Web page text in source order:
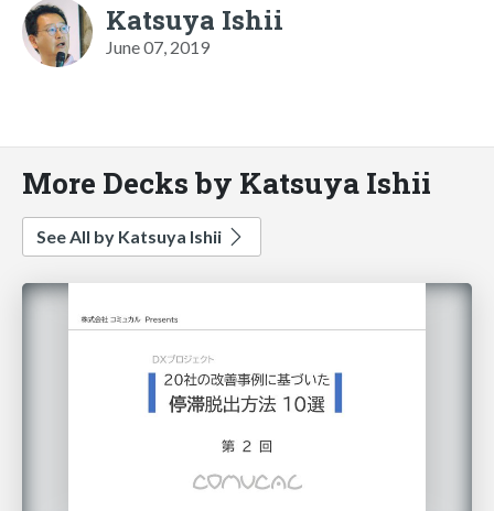
Katsuya Ishii
June 07, 2019
More Decks by Katsuya Ishii
See All by Katsuya Ishii